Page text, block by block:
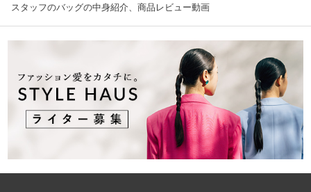
スタッフのバッグの中身紹介、商品レビュー動画